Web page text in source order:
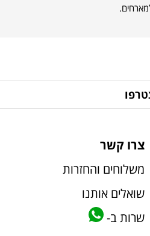
צרו קשר
משלוחים והחזרות
שואלים אותנו
שרות ב-